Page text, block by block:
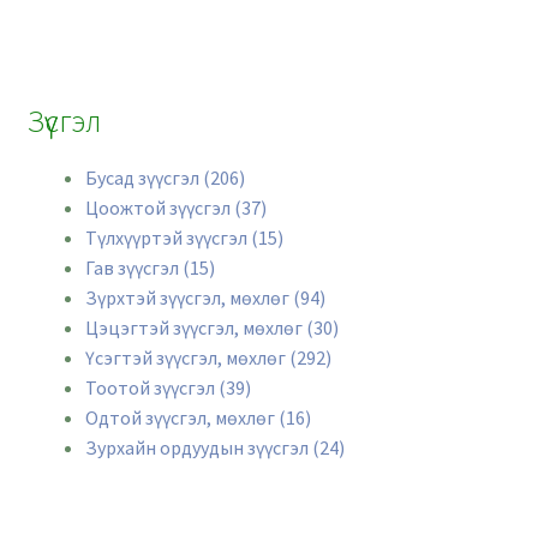
Зүүсгэл
Бусад зүүсгэл (206)
Цоожтой зүүсгэл (37)
Түлхүүртэй зүүсгэл (15)
Гав зүүсгэл (15)
Зүрхтэй зүүсгэл, мөхлөг (94)
Цэцэгтэй зүүсгэл, мөхлөг (30)
Үсэгтэй зүүсгэл, мөхлөг (292)
Тоотой зүүсгэл (39)
Одтой зүүсгэл, мөхлөг (16)
Зурхайн ордуудын зүүсгэл (24)